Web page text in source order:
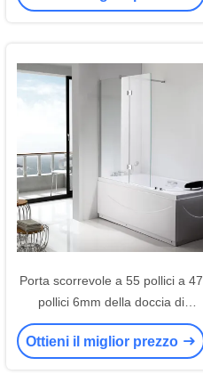
Porta scorrevole a 55 pollici a 47
pollici 6mm della doccia di
ISO9001 X
Ottieni il miglior prezzo